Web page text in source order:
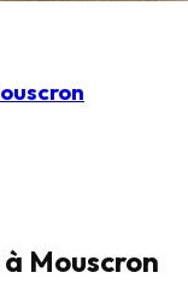
à Mouscron